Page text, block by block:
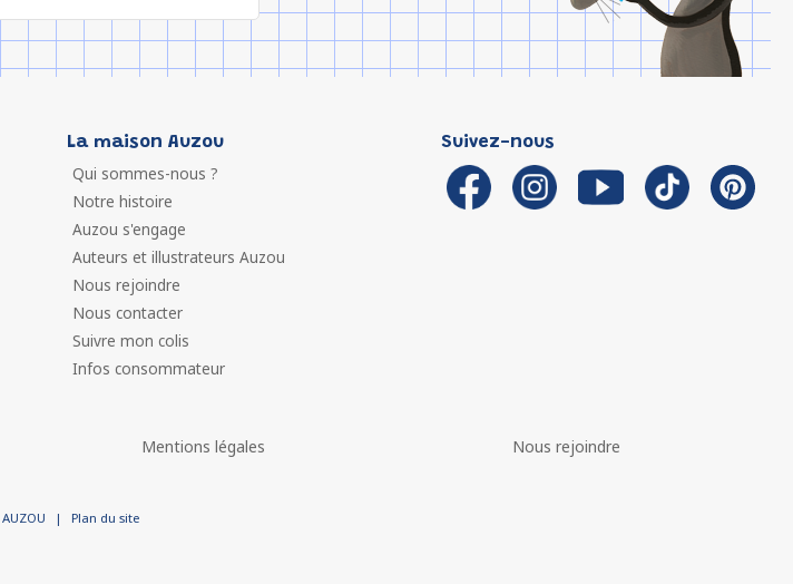
en garantissant la conformité avec les réglementations. Personnalisez vos
La maison Auzou
Qui sommes-nous ?
Notre histoire
Auzou s'engage
Auteurs et illustrateurs Auzou
Nous rejoindre
Nous contacter
Suivre mon colis
Infos consommateur
Suivez-nous
Mentions légales Nous rejoindre
| Plan du site